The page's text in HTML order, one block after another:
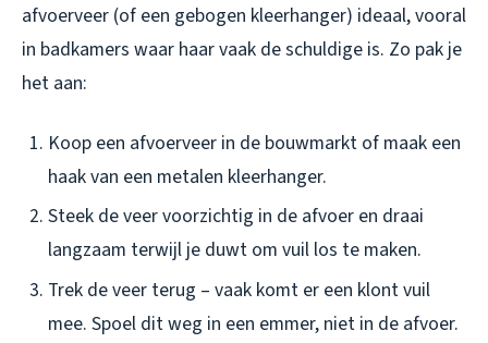
afvoerveer (of een gebogen kleerhanger) ideaal, vooral
in badkamers waar haar vaak de schuldige is. Zo pak je
het aan:
Koop een afvoerveer in de bouwmarkt of maak een
haak van een metalen kleerhanger.
Steek de veer voorzichtig in de afvoer en draai
langzaam terwijl je duwt om vuil los te maken.
Trek de veer terug – vaak komt er een klont vuil
mee. Spoel dit weg in een emmer, niet in de afvoer.